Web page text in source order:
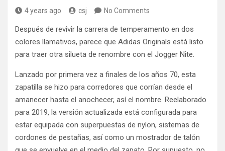
4 years ago csj No Comments
Después de revivir la carrera de temperamento en dos
colores llamativos, parece que Adidas Originals está listo
para traer otra silueta de renombre con el Jogger Nite.
Lanzado por primera vez a finales de los años 70, esta
zapatilla se hizo para corredores que corrían desde el
amanecer hasta el anochecer, así el nombre. Reelaborado
para 2019, la versión actualizada está configurada para
estar equipada con superpuestas de nylon, sistemas de
cordones de pestañas, así como un mostrador de talón